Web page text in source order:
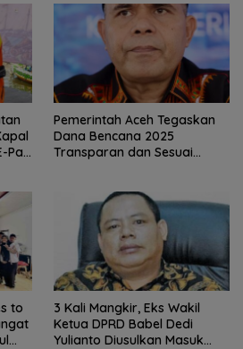
Pas
Pemerintah Aceh Tegaskan
Dana Bencana 2025
Transparan dan Sesuai
to
3 Kali Mangkir, Eks Wakil
Ketua DPRD Babel Dedi
Yulianto Diusulkan Masuk